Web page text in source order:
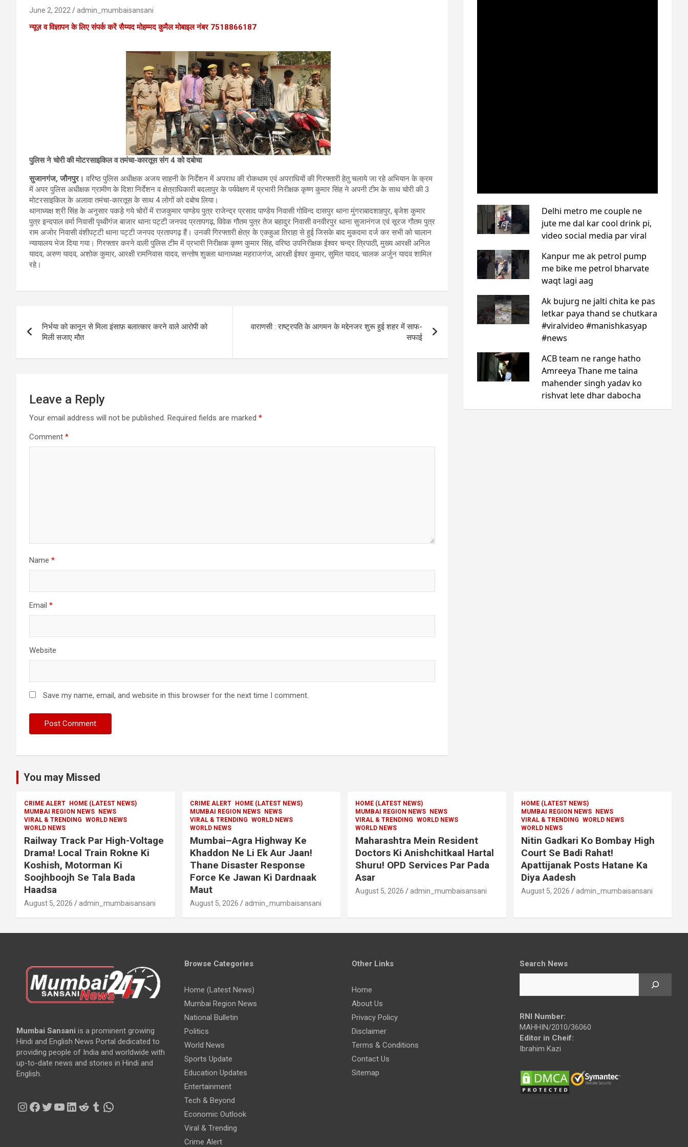
June 2, 2022 admin_mumbaisansani
न्यूज़ व विज्ञापन के लिए संपर्क करें सैय्यद मोहम्मद कुमैल मोबाइल नंबर 7518866187
पुलिस ने चोरी की मोटरसाइकिल व तमंचा-कारतूस संग 4 को दबोचा
सुजानगंज, जौनपुर।वरिष्ठ पुलिस अधीक्षक अजय साहनी के निर्देशन में अपराध की रोकथाम एवं अपराधियों की गिरफ्तारी हेतु चलाये जा रहे अभियान के क्रम
में अपर पुलिस अधीक्षक ग्रामीण के दिशा निर्देशन व क्षेत्राधिकारी बदलापुर के पर्यवेक्षण में प्रभारी निरीक्षक कृष्ण कुमार सिंह ने अपनी टीम के साथ चोरी की 3
मोटरसाइकिल के अलावा तमंचा-कारतूस के साथ 4 लोगों को दबोच लिया।
थानाध्यक्ष श्री सिंह के अनुसार पकड़े गये चोरों में राजकुमार पाण्डेय पुत्र राजेन्द्र प्रसाद पाण्डेय निवासी गोविन्द दासपुर थाना मुंगराबादशाहपुर, बृजेश कुमार
पुत्र इन्दपाल वर्मा निवासी पृथ्वीगंज बाजार थाना पट्टी जनपद प्रतापगढ़, विवेक गौतम पुत्र तेज बहादुर निवासी वनवीरपुर थाना सुजानंगज एवं सूरज गौतम पुत्र
राम अजोर निवासी वंशीपट्टी थाना पट्टी जनपद प्रतापगढ़ हैं। उनकी गिरफ्तारी क्षेत्र के एकहुआ तिराहा से हुई जिसके बाद मुकदमा दर्ज कर सभी को चालान
न्यायालय भेज दिया गया। गिरफ्तार करने वाली पुलिस टीम में प्रभारी निरीक्षक कृष्ण कुमार सिंह, वरिष्ठ उपनिरीक्षक ईश्वर चन्द्र त्रिपाठी, मुख्य आरक्षी अनिल
यादव, अरुण यादव, अशोक कुमार, आरक्षी रामनिवास यादव, सन्तोष शुक्ला थानाध्यक्ष महराजगंज, आरक्षी ईश्वर कुमार, सुमित यादव, चालक अर्जुन यादव शामिल
रहे।
navigation
निर्भया को कानून से मिला इंसाफ़ बलात्कार करने वाले आरोपी को
मिली सजाए मौत
वाराणसी : राष्ट्रपति के आगमन के मद्देनजर शुरू हुई शहर में साफ-
सफाई
Leave a Reply
Your email address will not be published. Required fields are marked *
Comment *
Name *
Email *
Website
Save my name, email, and website in this browser for the next time I comment.
You may Missed
CRIME ALERT HOME (LATEST NEWS)
MUMBAI REGION NEWS NEWS
VIRAL & TRENDING WORLD NEWS
WORLD NEWS
Railway Track Par High-Voltage
Drama! Local Train Rokne Ki
Koshish, Motorman Ki
Soojhboojh Se Tala Bada
Haadsa
August 5, 2026 admin_mumbaisansani
CRIME ALERT
HOME (LATEST NEWS)
MUMBAI REGION NEWS
NEWS
VIRAL & TRENDING WORLD NEWS
WORLD NEWS
Mumbai–Agra Highway Ke
Khaddon Ne Li Ek Aur Jaan!
Thane Disaster Response
Force Ke Jawan Ki Dardnaak
Maut
August 5, 2026 admin_mumbaisansani
HOME (LATEST NEWS)
MUMBAI REGION NEWS NEWS
VIRAL & TRENDING WORLD NEWS
WORLD NEWS
Maharashtra Mein Resident
Doctors Ki Anishchitkaal Hartal
Shuru! OPD Services Par Pada
Asar
August 5, 2026 admin_mumbaisansani
HOME (LATEST NEWS)
MUMBAI REGION NEWS
NEWS
VIRAL & TRENDING WORLD NEWS
WORLD NEWS
Nitin Gadkari Ko Bombay High
Court Se Badi Rahat!
Apattijanak Posts Hatane Ka
Diya Aadesh
August 5, 2026 admin_mumbaisansani
Mumbai Sansani is a prominent growing
Hindi and English News Portal dedicated to
providing people of India and worldwide with
up-to-date news and stories in Hindi and
English.
Instagram
Facebook
Twitter
YouTube
LinkedIn
Reddit
Tumblr
WhatsApp
Browse Categories
Home (Latest News)
Mumbai Region News
National Bulletin
Politics
World News
Sports Update
Education Updates
Entertainment
Tech & Beyond
Economic Outlook
Viral & Trending
Crime Alert
Other Links
Home
About Us
Privacy Policy
Disclaimer
Terms & Conditions
Contact Us
Sitemap
Search News
RNI Number:
MAHHIN/2010/36060
Editor in Cheif:
Ibrahim Kazi